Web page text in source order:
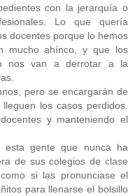
con la jerarquía o
Lo que quería
docentes porque lo hemos
mucho ahínco, y que los
nos van a derrotar a la
pero se encargarán de
los casos perdidos.
y manteniendo el
esta gente que nunca ha
de sus colegios de clase
si las pronunciase el
para llenarse el bolsillo